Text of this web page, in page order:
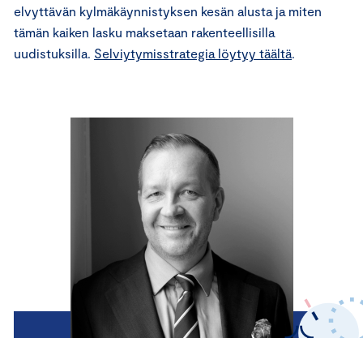
elvyttävän kylmäkäynnistyksen kesän alusta ja miten
tämän kaiken lasku maksetaan rakenteellisilla
uudistuksilla. Selviytymisstrategia löytyy täältä.